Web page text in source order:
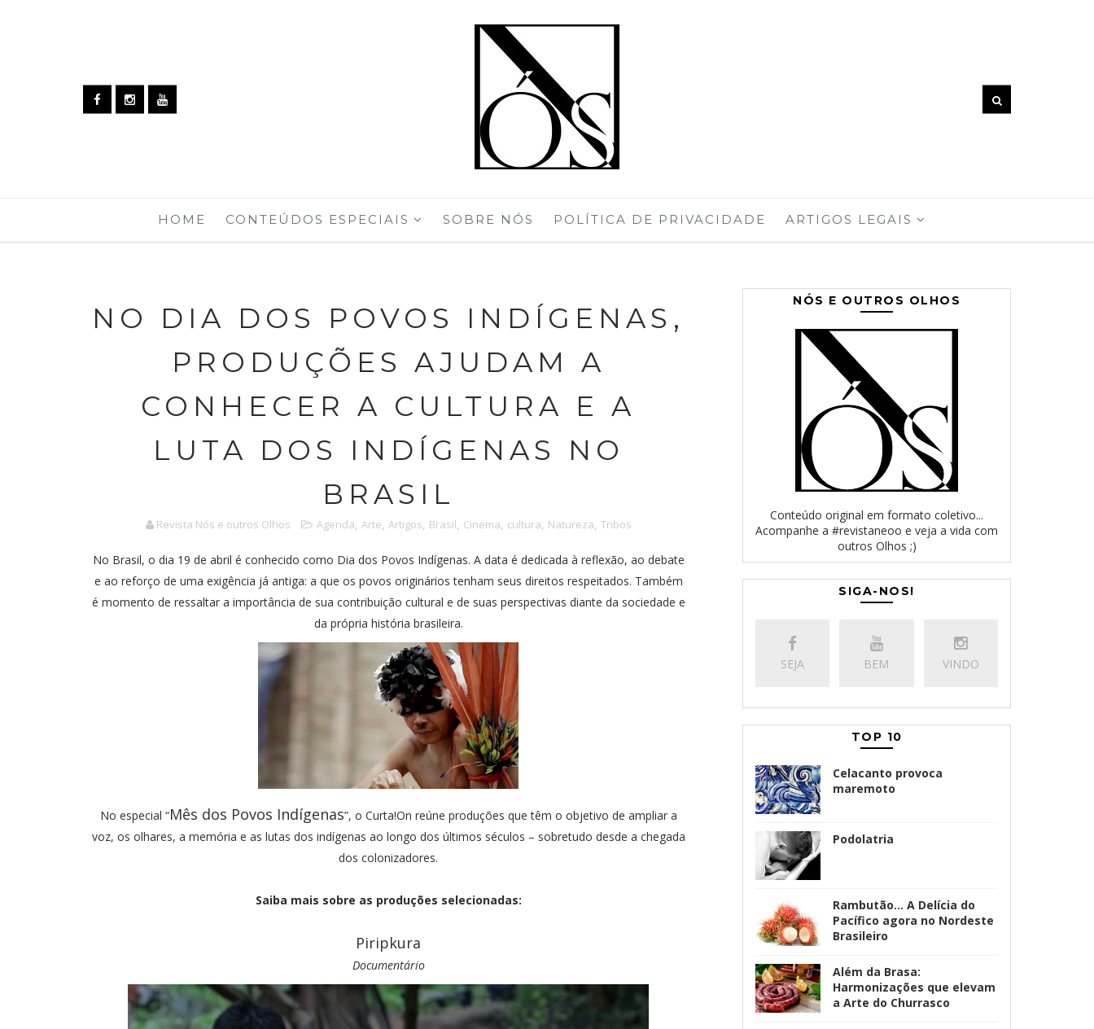
HOME CONTEÚDOS ESPECIAIS SOBRE NÓS POLÍTICA DE PRIVACIDADE ARTIGOS LEGAIS
NO DIA DOS POVOS INDÍGENAS,
PRODUÇÕES AJUDAM A
CONHECER A CULTURA E A
LUTA DOS INDÍGENAS NO
BRASIL
Revista Nós e outros Olhos Agenda, Arte, Artigos, Brasil, Cinema, cultura, Natureza, Tribos
No Brasil, o dia 19 de abril é conhecido como Dia dos Povos Indígenas. A data é dedicada à reflexão, ao debate
e ao reforço de uma exigência já antiga: a que os povos originários tenham seus direitos respeitados. Também
é momento de ressaltar a importância de sua contribuição cultural e de suas perspectivas diante da sociedade e
da própria história brasileira.
No especial “Mês dos Povos Indígenas”, o Curta!On reúne produções que têm o objetivo de ampliar a
voz, os olhares, a memória e as lutas dos indígenas ao longo dos últimos séculos – sobretudo desde a chegada
dos colonizadores.
Saiba mais sobre as produções selecionadas:
Piripkura
Documentário
NÓS E OUTROS OLHOS
Conteúdo original em formato coletivo...
Acompanhe a #revistaneoo e veja a vida com
outros Olhos ;)
SIGA-NOS!
SEJA BEM VINDO
TOP 10
Celacanto provoca
maremoto
Podolatria
Rambutão... A Delícia do
Pacífico agora no Nordeste
Brasileiro
Além da Brasa:
Harmonizações que elevam
a Arte do Churrasco